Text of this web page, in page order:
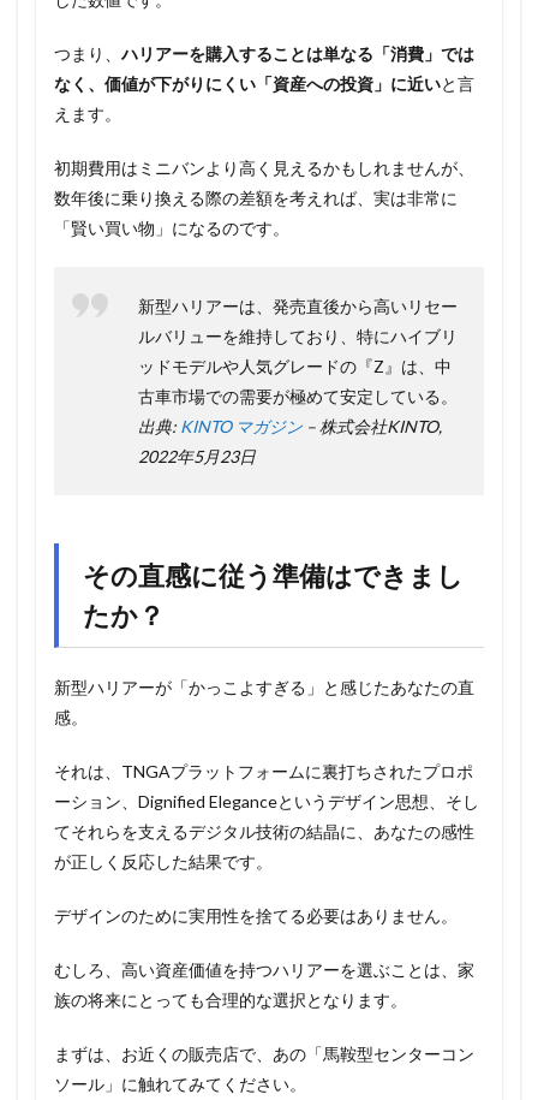
つまり、ハリアーを購入することは単なる「消費」では
なく、価値が下がりにくい「資産への投資」に近いと言
えます。
初期費用はミニバンより高く見えるかもしれませんが、
数年後に乗り換える際の差額を考えれば、実は非常に
「賢い買い物」になるのです。
新型ハリアーは、発売直後から高いリセー
ルバリューを維持しており、特にハイブリ
ッドモデルや人気グレードの『Z』は、中
古車市場での需要が極めて安定している。
出典: KINTO マガジン – 株式会社KINTO,
2022年5月23日
その直感に従う準備はできまし
たか？
新型ハリアーが「かっこよすぎる」と感じたあなたの直
感。
それは、TNGAプラットフォームに裏打ちされたプロポ
ーション、Dignified Eleganceというデザイン思想、そし
てそれらを支えるデジタル技術の結晶に、あなたの感性
が正しく反応した結果です。
デザインのために実用性を捨てる必要はありません。
むしろ、高い資産価値を持つハリアーを選ぶことは、家
族の将来にとっても合理的な選択となります。
まずは、お近くの販売店で、あの「馬鞍型センターコン
ソール」に触れてみてください。